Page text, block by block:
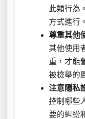
此類行為
方式進行。
尊重其他
其他使用
重，才能
被檢舉的
注意隱私
控制哪些
要的糾紛